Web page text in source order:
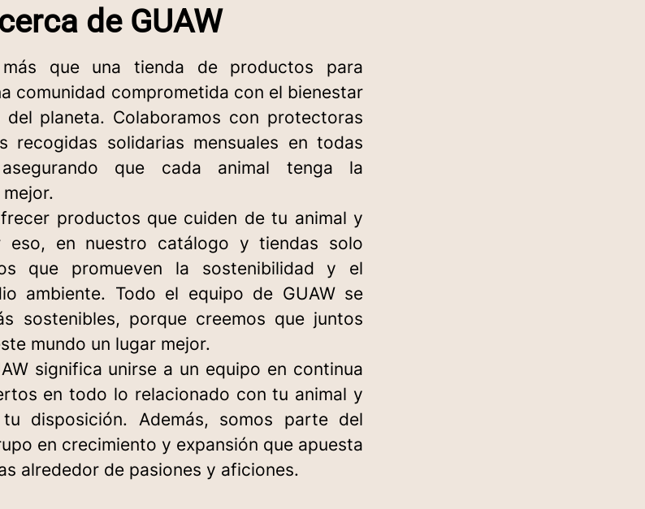
de GUAW
más que una tienda de productos para
comunidad comprometida con el bienestar
planeta. Colaboramos con protectoras
recogidas solidarias mensuales en todas
que cada animal tenga la
productos que cuiden de tu animal y
eso, en nuestro catálogo y tiendas solo
que promueven la sostenibilidad y el
ambiente. Todo el equipo de GUAW se
sostenibles, porque creemos que juntos
mundo un lugar mejor.
significa unirse a un equipo en continua
en todo lo relacionado con tu animal y
disposición. Además, somos parte del
en crecimiento y expansión que apuesta
alrededor de pasiones y aficiones.